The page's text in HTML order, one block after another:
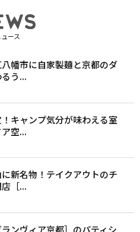
ース
幡市に自家製麺と京都のダ
う...
キャンプ気分が味わえる室
空...
新名物！テイクアウトのチ
［...
ランヴィア京都］のパティシ